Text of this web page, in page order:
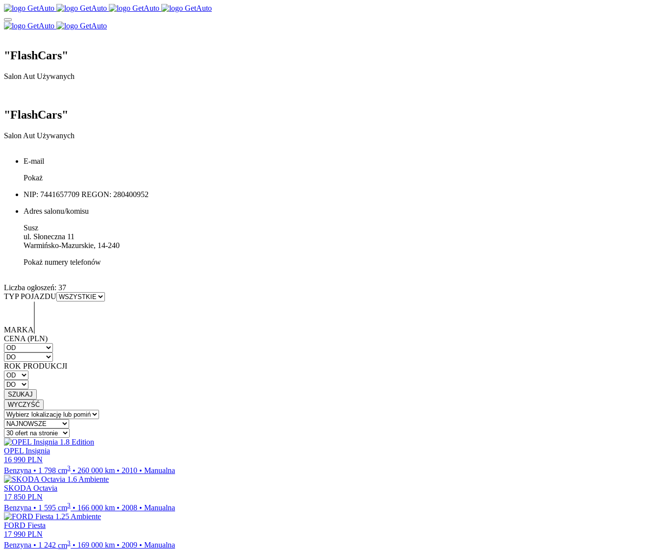
"FlashCars"
Salon Aut Używanych
"FlashCars"
Salon Aut Używanych
E-mail
Pokaż
NIP: 7441657709 REGON: 280400952
Adres salonu/komisu
Susz
ul. Słoneczna 11
Warmińsko-Mazurskie, 14-240
Pokaż numery telefonów
Liczba ogłoszeń: 37
TYP POJAZDU
MARKA
CENA (PLN)
ROK PRODUKCJI
SZUKAJ
WYCZYŚĆ
OPEL Insignia
16 990 PLN
Benzyna • 1 798 cm3 • 260 000 km • 2010 • Manualna
SKODA Octavia
17 850 PLN
Benzyna • 1 595 cm3 • 166 000 km • 2008 • Manualna
FORD Fiesta
17 990 PLN
Benzyna • 1 242 cm3 • 169 000 km • 2009 • Manualna